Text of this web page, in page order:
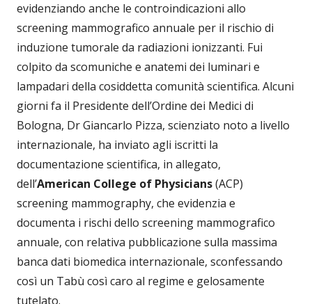
evidenziando anche le controindicazioni allo
screening mammografico annuale per il rischio di
induzione tumorale da radiazioni ionizzanti. Fui
colpito da scomuniche e anatemi dei luminari e
lampadari della cosiddetta comunità scientifica. Alcuni
giorni fa il Presidente dell’Ordine dei Medici di
Bologna, Dr Giancarlo Pizza, scienziato noto a livello
internazionale, ha inviato agli iscritti la
documentazione scientifica, in allegato,
dell’American College of Physicians(ACP)
screening mammography, che evidenzia e
documenta i rischi dello screening mammografico
annuale, con relativa pubblicazione sulla massima
banca dati biomedica internazionale, sconfessando
così un Tabù così caro al regime e gelosamente
tutelato.